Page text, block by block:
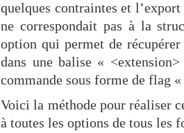
quelques contraintes et
ne correspondait pas à la
option qui permet de
dans une balise «
commande sous forme de flag
Voici la méthode pour réaliser
à toutes les options de tous les